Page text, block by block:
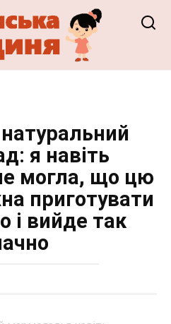
я навіть
могла, що цю
приготувати
і вийде так